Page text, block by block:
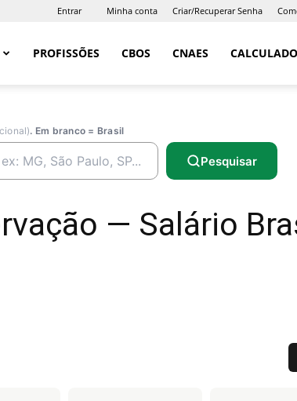
Entrar Minha conta Criar/Recuperar Senha
PROFISSÕES CBOS CNAES
. Em branco = Brasil
Pesquisar
— Salário